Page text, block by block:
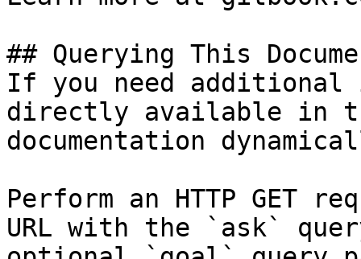
## Querying This
If you need
directly available in
documentation
Perform an HTTP GET
URL with the `ask`